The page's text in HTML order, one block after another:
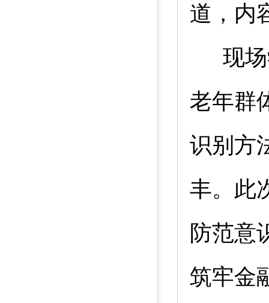
道，内
现
老年群
识别方
丰。此
防范意
筑牢金